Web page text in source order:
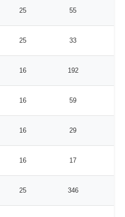
25 55
25 33
16 192
16 59
16 29
16 17
25 346